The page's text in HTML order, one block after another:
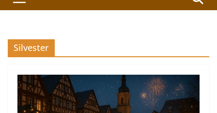
Silvester